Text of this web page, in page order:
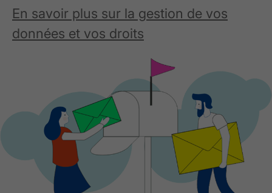
En savoir plus sur la gestion de vos
données et vos droits